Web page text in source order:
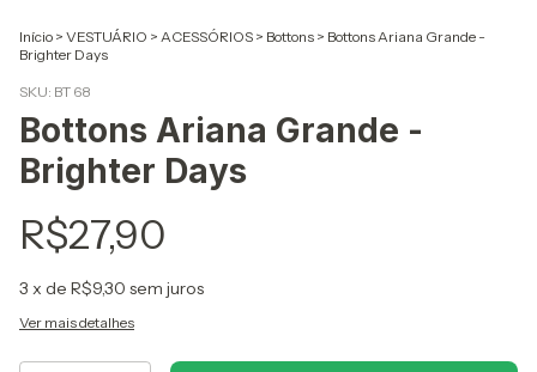
Início > VESTUÁRIO > ACESSÓRIOS > Bottons > Bottons Ariana Grande -
Brighter Days
SKU: BT 68
Bottons Ariana Grande -
Brighter Days
R$27,90
3 x de R$9,30 sem juros
Ver mais detalhes